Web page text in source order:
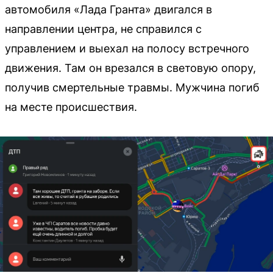
автомобиля «Лада Гранта» двигался в
направлении центра, не справился с
управлением и выехал на полосу встречного
движения. Там он врезался в световую опору,
получив смертельные травмы. Мужчина погиб
на месте происшествия.